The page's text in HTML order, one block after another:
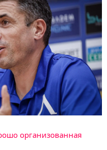
организованная